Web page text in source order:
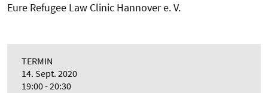
Eure Refugee Law Clinic Hannover e. V.
TERMIN
14. Sept. 2020
19:00 - 20:30